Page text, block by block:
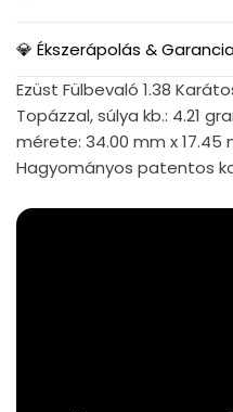
💎 Ékszerápolás &
Ezüst Fülbevaló 1.38
Topázzal, súlya kb.: 4.21
mérete: 34.00 mm x 17.45
Hagyományos patentos